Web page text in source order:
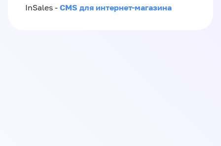
InSales - CMS для интернет-магазина